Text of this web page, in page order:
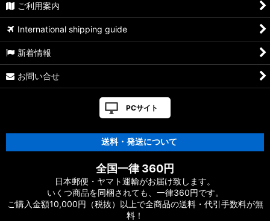
ご利用案内
International shipping guide
新着情報
お問い合せ
PCサイト
送料・発送について
全国一律 360円
日本郵便・ヤマト運輸がお届け致します。
いくつ商品を同梱されても、一律360円です。
ご購入金額10,000円（税抜）以上で全商品の送料・代引手数料が無
料！